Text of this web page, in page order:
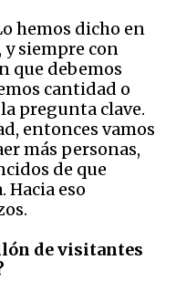
hemos dicho en
y siempre con
que debemos
cantidad o
pregunta clave.
entonces vamos
más personas,
de que
Hacia eso
de visitantes